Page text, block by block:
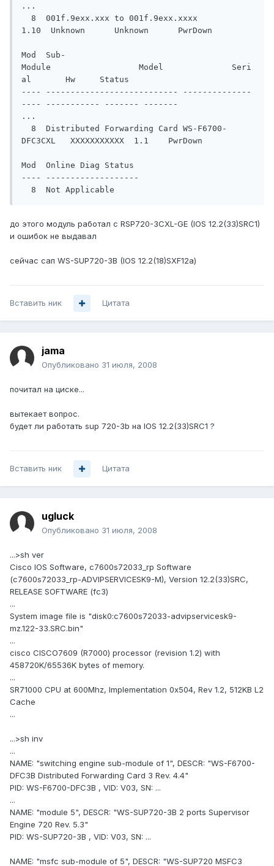
...
8  001f.9exx.xxx to 001f.9exx.xxxx
1.10  Unknown      Unknown      PwrDown
Mod  Sub-
Module                  Model              Seri
al       Hw     Status
---- --------------------------- --------------
---- ----------- ------- -------
...
8  Distributed Forwarding Card WS-F6700-
DFC3CXL   XXXXXXXXXXX  1.1    PwrDown
Mod  Online Diag Status
---- -------------------
8  Not Applicable
до этого модуль работал с RSP720-3CXL-GE (IOS 12.2(33)SRC1)
и ошибок не выдавал
сейчас сап WS-SUP720-3B (IOS 12.2(18)SXF12a)
Вставить ник Цитата
jama
Опубликовано 31 июля, 2008
почитал на циске...
вытекает вопрос.
будет ли работать sup 720-3b на IOS 12.2(33)SRC1 ?
Вставить ник Цитата
ugluck
Опубликовано 31 июля, 2008
...>sh ver
Cisco IOS Software, c7600s72033_rp Software
(c7600s72033_rp-ADVIPSERVICESK9-M), Version 12.2(33)SRC,
RELEASE SOFTWARE (fc3)
...
System image file is "disk0:c7600s72033-advipservicesk9-
mz.122-33.SRC.bin"
...
cisco CISCO7609 (R7000) processor (revision 1.2) with
458720K/65536K bytes of memory.
...
SR71000 CPU at 600Mhz, Implementation 0x504, Rev 1.2, 512KB L2
Cache
...
...>sh inv
...
NAME: "switching engine sub-module of 1", DESCR: "WS-F6700-
DFC3B Distributed Forwarding Card 3 Rev. 4.4"
PID: WS-F6700-DFC3B , VID: V03, SN: ...
...
NAME: "module 5", DESCR: "WS-SUP720-3B 2 ports Supervisor
Engine 720 Rev. 5.3"
PID: WS-SUP720-3B , VID: V03, SN: ...
NAME: "msfc sub-module of 5", DESCR: "WS-SUP720 MSFC3